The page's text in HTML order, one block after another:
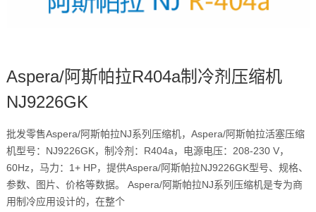
Aspera/阿斯帕拉R404a制冷剂压缩机
NJ9226GK
批发零售Aspera/阿斯帕拉NJ系列压缩机，Aspera/阿斯帕拉活塞压缩
机型号：NJ9226GK，制冷剂：R404a，电源电压：208-230 V，
60Hz，马力：1+ HP，提供Aspera/阿斯帕拉NJ9226GK型号、规格、
参数、图片、价格等数据。 Aspera/阿斯帕拉NJ系列压缩机是专为商
用制冷应用设计的，在整个